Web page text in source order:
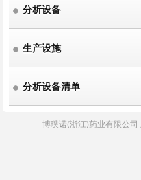
分析设备
生产设施
分析设备清单
博璞诺(浙江)药业有限公司